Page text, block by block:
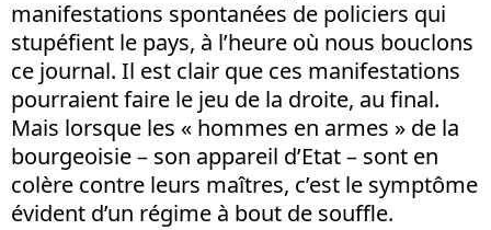
manifestations spontanées de policiers qui
stupéfient le pays, à l’heure où nous bouclons
ce journal. Il est clair que ces manifestations
pourraient faire le jeu de la droite, au final.
Mais lorsque les « hommes en armes » de la
bourgeoisie – son appareil d’Etat – sont en
colère contre leurs maîtres, c’est le symptôme
évident d’un régime à bout de souffle.